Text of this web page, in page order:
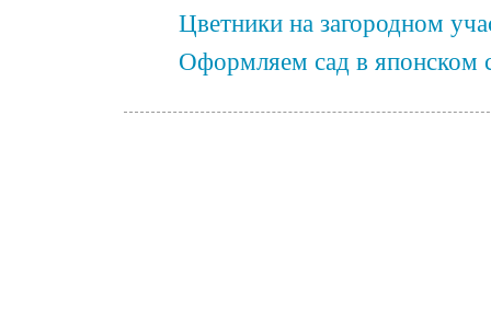
Цветники на загородном
Оформляем сад в японском